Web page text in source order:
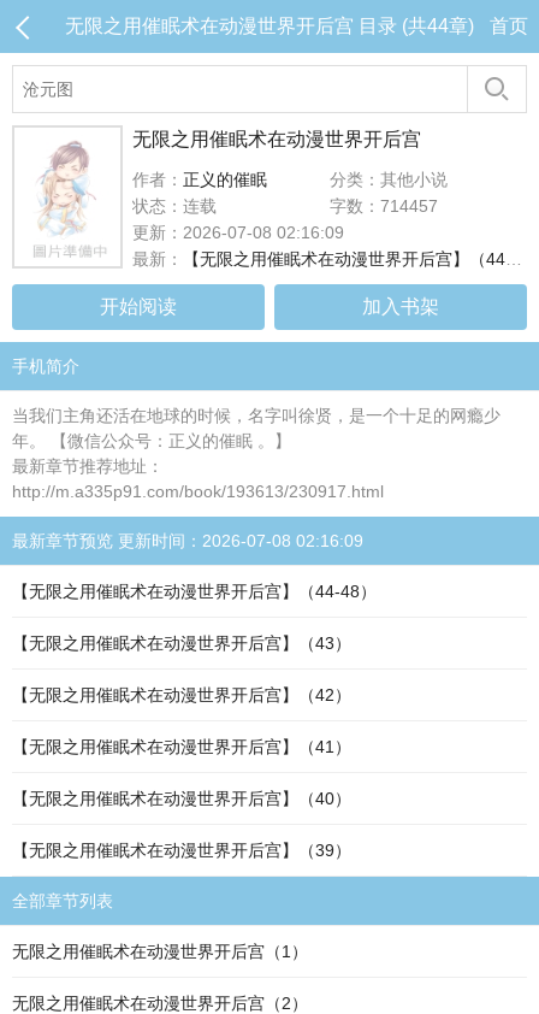
无限之用催眠术在动漫世界开后宫 目录 (共44章) 首页
无限之用催眠术在动漫世界开后宫
作者： 正义的催眠
分类：其他小说
状态：连载
字数：714457
更新：2026-07-08 02:16:09
最新：
【无限之用催眠术在动漫世界开后宫】（44-48）
开始阅读 加入书架
手机简介
当我们主角还活在地球的时候，名字叫徐贤，是一个十足的网瘾少
年。 【微信公众号：正义的催眠 。】
最新章节推荐地址：
http://m.a335p91.com/book/193613/230917.html
最新章节预览 更新时间：2026-07-08 02:16:09
【无限之用催眠术在动漫世界开后宫】（44-48）
【无限之用催眠术在动漫世界开后宫】（43）
【无限之用催眠术在动漫世界开后宫】（42）
【无限之用催眠术在动漫世界开后宫】（41）
【无限之用催眠术在动漫世界开后宫】（40）
【无限之用催眠术在动漫世界开后宫】（39）
全部章节列表
无限之用催眠术在动漫世界开后宫（1）
无限之用催眠术在动漫世界开后宫（2）